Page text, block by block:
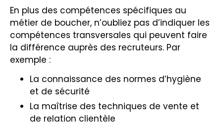
En plus des compétences spécifiques au
métier de boucher, n’oubliez pas d’indiquer les
compétences transversales qui peuvent faire
la différence auprès des recruteurs. Par
exemple :
La connaissance des normes d’hygiène
et de sécurité
La maîtrise des techniques de vente et
de relation clientèle